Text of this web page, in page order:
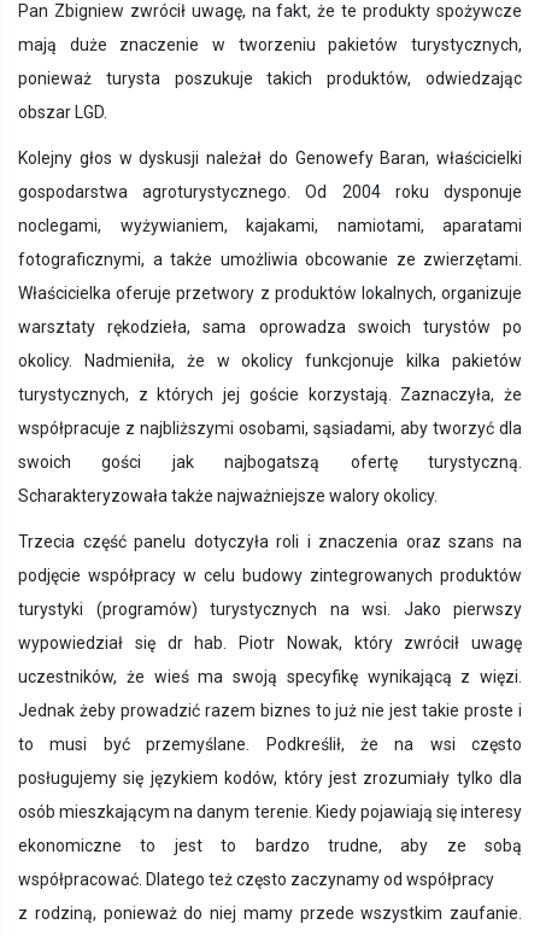
Pan Zbigniew zwrócił uwagę, na fakt, że te produkty spożywcze
mają duże znaczenie w tworzeniu pakietów turystycznych,
ponieważ turysta poszukuje takich produktów, odwiedzając
obszar LGD.
Kolejny głos w dyskusji należał do Genowefy Baran, właścicielki
gospodarstwa agroturystycznego. Od 2004 roku dysponuje
noclegami, wyżywianiem, kajakami, namiotami, aparatami
fotograficznymi, a także umożliwia obcowanie ze zwierzętami.
Właścicielka oferuje przetwory z produktów lokalnych, organizuje
warsztaty rękodzieła, sama oprowadza swoich turystów po
okolicy. Nadmieniła, że w okolicy funkcjonuje kilka pakietów
turystycznych, z których jej goście korzystają. Zaznaczyła, że
współpracuje z najbliższymi osobami, sąsiadami, aby tworzyć dla
swoich gości jak najbogatszą ofertę turystyczną.
Scharakteryzowała także najważniejsze walory okolicy.
Trzecia część panelu dotyczyła roli i znaczenia oraz szans na
podjęcie współpracy w celu budowy zintegrowanych produktów
turystyki (programów) turystycznych na wsi. Jako pierwszy
wypowiedział się dr hab. Piotr Nowak, który zwrócił uwagę
uczestników, że wieś ma swoją specyfikę wynikającą z więzi.
Jednak żeby prowadzić razem biznes to już nie jest takie proste i
to musi być przemyślane. Podkreślił, że na wsi często
posługujemy się językiem kodów, który jest zrozumiały tylko dla
osób mieszkającym na danym terenie. Kiedy pojawiają się interesy
ekonomiczne to jest to bardzo trudne, aby ze sobą
współpracować. Dlatego też często zaczynamy od współpracy
z rodziną, ponieważ do niej mamy przede wszystkim zaufanie.